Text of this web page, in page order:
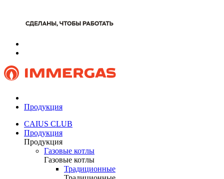
Продукция
CAIUS CLUB
Продукция
Продукция
Газовые котлы
Газовые котлы
Традиционные